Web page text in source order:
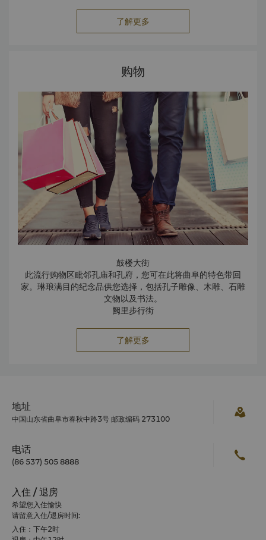
的街道，一条南北向的街道为轴心。在城池的中心矗立着城
墙，周围是高大的城墙。
墓的顶端矗立着一座小寺庙，在陵墓的周围环绕着城墙、厅堂
尼山圣境
古典音乐会和舞蹈在此上演。讲述孔子的传奇一生，正宗的春
秋战国风格的表演值得一看。
了解更多
购物
鼓楼大街
此流行购物区毗邻孔庙和孔府，您可在此将曲阜的特色带回
家。琳琅满目的纪念品供您选择，包括孔子雕像、木雕、石雕
文物以及书法。
阙里步行街
酒。尼山砚台、木雕和绘画等特色工艺品也是一大亮点。
了解更多
地址
中国山东省曲阜市春秋中路3号 邮政编码 273100
电话
(86 537) 505 8888
入住 / 退房
希望您入住愉快
请留意入住/退房时间:
入住：下午2时